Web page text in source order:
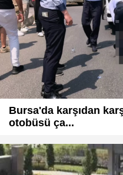
Bursa'da karşıdan
otobüsü ça...